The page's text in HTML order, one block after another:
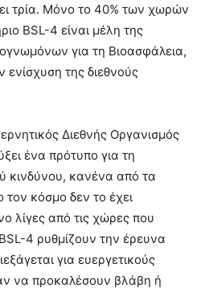
τρία. Μόνο το 40% των χωρών
BSL-4 είναι μέλη της
για τη Βιοασφάλεια,
ενίσχυση της διεθνούς
Διεθνής Οργανισμός
ένα πρότυπο για τη
κινδύνου, κανένα από τα
κόσμο δεν το έχει
λίγες από τις χώρες που
4 ρυθμίζουν την έρευνα
για ευεργετικούς
να προκαλέσουν βλάβη ή